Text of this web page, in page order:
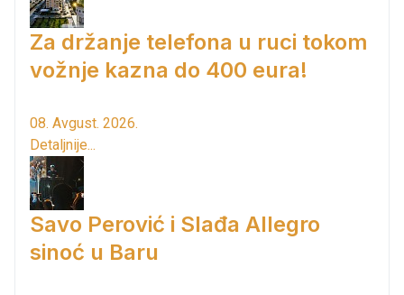
Za držanje telefona u ruci tokom
vožnje kazna do 400 eura!
08. Avgust. 2026.
Detaljnije...
Savo Perović i Slađa Allegro
sinoć u Baru